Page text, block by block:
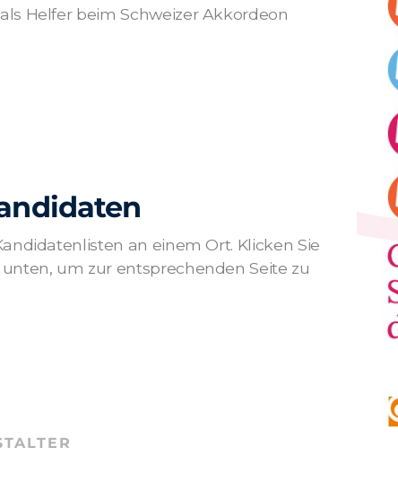
Helfer beim Schweizer Akkordeon
an einem Ort. Klicken Sie
um zur entsprechenden Seite zu